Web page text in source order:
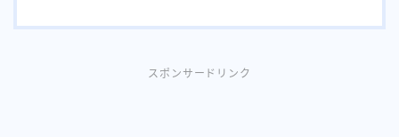
スポンサードリンク